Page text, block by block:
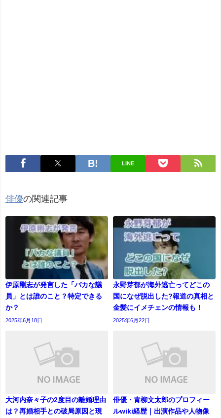
LINE
俳優の関連記事
伊原剛志が発言した「バカな議
員」とは誰のこと？特定できる
か？
2025年6月18日
永野芽郁が海外逃亡ってどこの
国になぜ脱出した?報道の真相と
金髪にイメチェンの情報も！
2025年6月22日
大河内奈々子の2度目の離婚理由
は？再婚相手との破局原因と現
俳優・青柳文太郎のプロフィー
ルwiki経歴｜出演作品や人物像